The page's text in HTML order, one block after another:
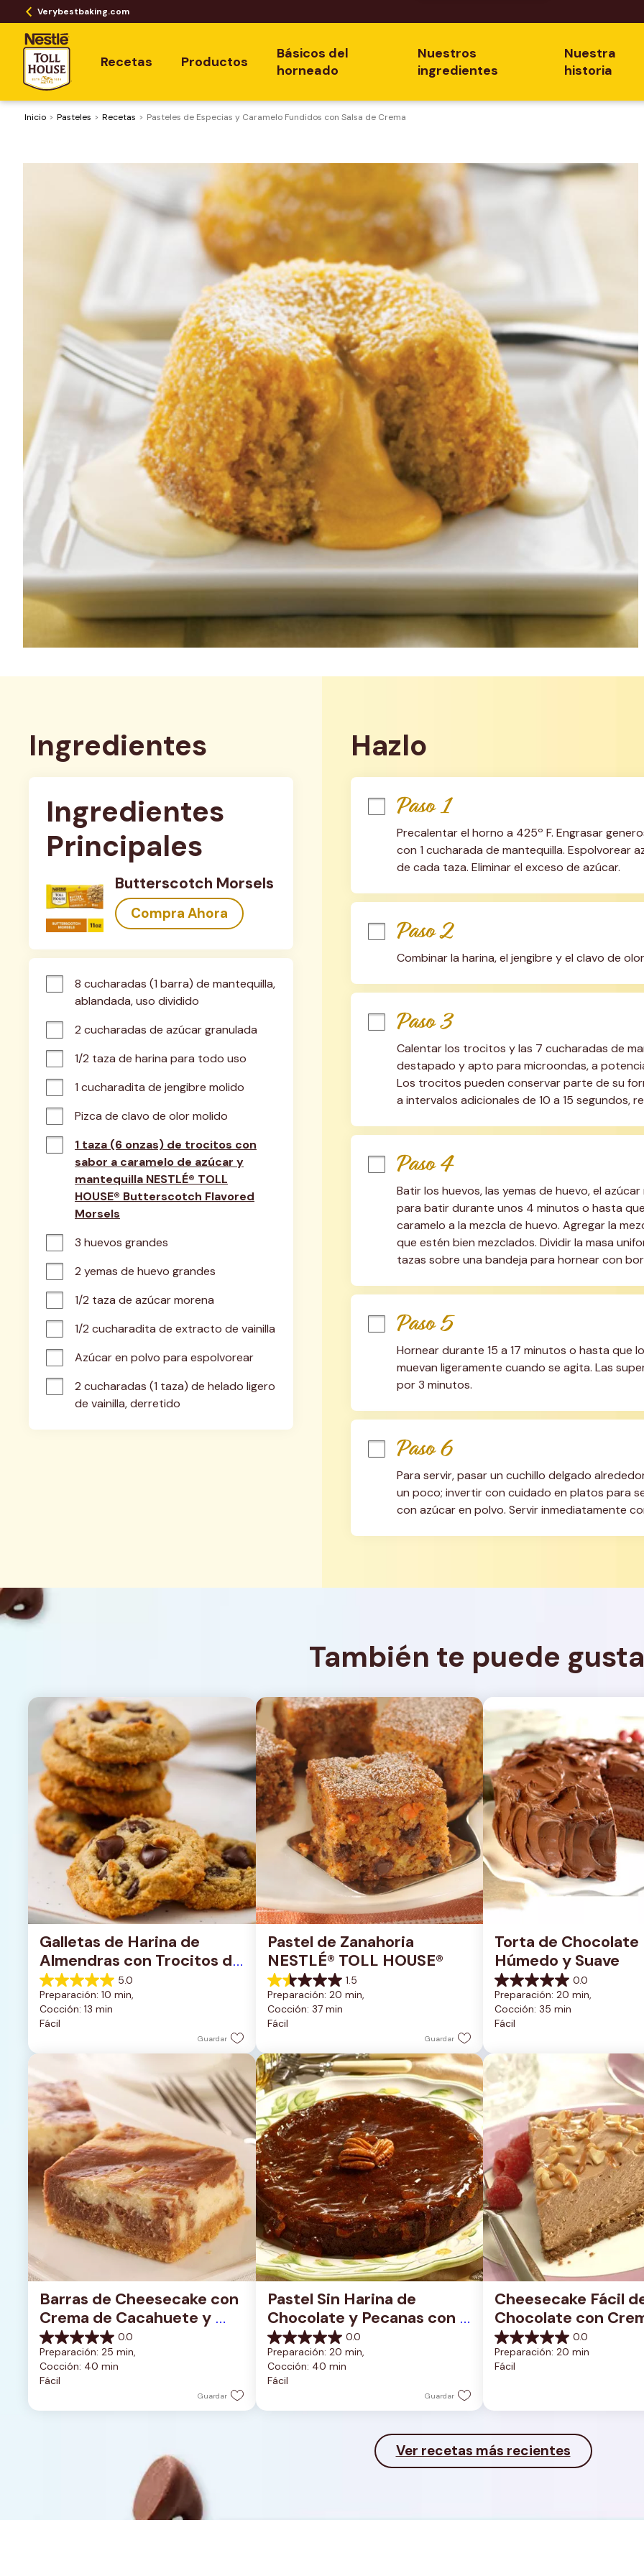
Verybestbaking.com
Recetas Productos
Básicos del
horneado
Nuestros
ingredientes
Nuestra
historia
Inicio Pasteles Recetas Pasteles de Especias y Caramelo Fundidos con Salsa de Crema
Ingredientes
Ingredientes
Principales
Butterscotch Morsels
Compra Ahora
8 cucharadas (1 barra) de mantequilla,
ablandada, uso dividido
2 cucharadas de azúcar granulada
1/2 taza de harina para todo uso
1 cucharadita de jengibre molido
Pizca de clavo de olor molido
1 taza (6 onzas) de trocitos con
sabor a caramelo de azúcar y
mantequilla NESTLÉ® TOLL
HOUSE® Butterscotch Flavored
Morsels
3 huevos grandes
2 yemas de huevo grandes
1/2 taza de azúcar morena
1/2 cucharadita de extracto de vainilla
Azúcar en polvo para espolvorear
2 cucharadas (1 taza) de helado ligero
de vainilla, derretido
Hazlo
Paso 1
Precalentar el horno a 425º F. Engrasar
con 1 cucharada de mantequilla. Espolvorear
de cada taza. Eliminar el exceso de azúcar.
Paso 2
Combinar la harina, el jengibre y el clavo de
Paso 3
Calentar los trocitos y las 7 cucharadas de
destapado y apto para microondas, a
Los trocitos pueden conservar parte de su
a intervalos adicionales de 10 a 15 segundos,
Paso 4
Batir los huevos, las yemas de huevo, el
para batir durante unos 4 minutos o hasta
caramelo a la mezcla de huevo. Agregar la
que estén bien mezclados. Dividir la masa
tazas sobre una bandeja para hornear con
Paso 5
Hornear durante 15 a 17 minutos o hasta que
muevan ligeramente cuando se agita. Las
por 3 minutos.
Paso 6
Para servir, pasar un cuchillo delgado
un poco; invertir con cuidado en platos para
con azúcar en polvo. Servir inmediatamente
También te puede
Galletas de Harina de
Almendras con Trocitos de
Chocolate Oscuro
5.0
5.0
de
5
estrellas.
reseña
Preparación: 10 min,
Cocción: 13 min
Fácil
Guardar
Pastel de Zanahoria
NESTLÉ® TOLL HOUSE®
1.5
1.5
de
5
estrellas.
reseñas
Preparación: 20 min,
Cocción: 37 min
Fácil
Guardar
Torta de Chocolate
Húmedo y Suave
0.0
0.0
de
5
estrellas.
Preparación: 20 min,
Cocción: 35 min
Fácil
Barras de Cheesecake con
Crema de Cacahuete y
Chocolate 0.0
0.0
de
5
estrellas.
Preparación: 25 min,
Cocción: 40 min
Fácil
Guardar
Pastel Sin Harina de
Chocolate y Pecanas con
Glaseado de Albaricoque
0.0
0.0
de
5
estrellas.
Preparación: 20 min,
Cocción: 40 min
Fácil
Guardar
Cheesecake Fácil
Chocolate con
Cacahuate0.0
0.0
de
5
Preparación: 20 min
Fácil
Ver recetas más recientes